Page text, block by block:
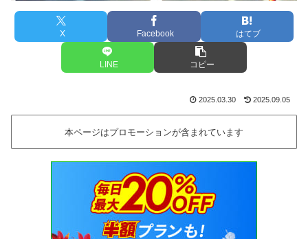
X Facebook はてブ
LINE コピー
2025.03.30 2025.09.05
本ページはプロモーションが含まれています